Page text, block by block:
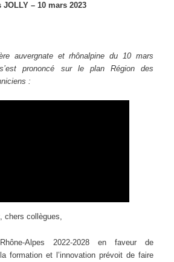
JOLLY – 10 mars 2023
auvergnate et rhônalpine du 10 mars
prononcé sur le plan Région des
:
chers collègues,
Alpes 2022-2028 en faveur de
la formation et l’innovation prévoit de faire